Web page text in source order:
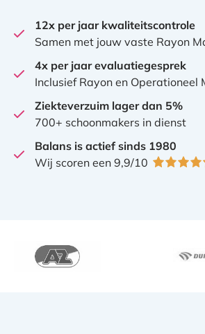
12x per jaar kwaliteitscontrole
Samen met jouw vaste Rayon
4x per jaar evaluatiegesprek
Inclusief Rayon en Operationeel
Ziekteverzuim lager dan 5%
700+ schoonmakers in dienst
Balans is actief sinds 1980
Wij scoren een 9,9/10